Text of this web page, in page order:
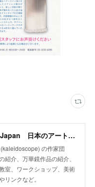
Art Kaleidoscope Japan 日本のアート万華鏡の作家団体
の作家団
紹介、万華鏡作品の紹介、
室、ワークショップ、美術
リンクなど。